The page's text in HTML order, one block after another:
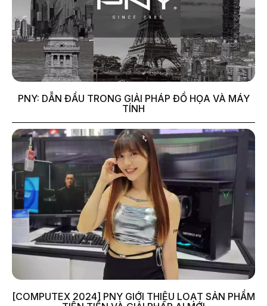
PNY: DẪN ĐẦU TRONG GIẢI PHÁP ĐỒ HỌA VÀ MÁY
TÍNH
[COMPUTEX 2024] PNY GIỚI THIỆU LOẠT SẢN PHẨM